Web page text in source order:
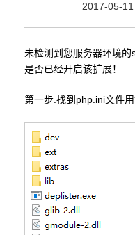
2017-05-
未检测到您服务器环境
是否已经开启该扩展！
第一步.找到php.ini文件